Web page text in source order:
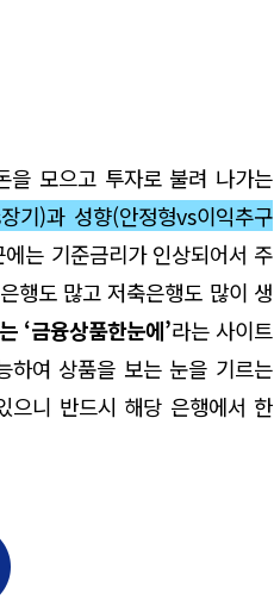
을 모으고 투자로 불려 나가는
장기)과 성향(안정형vs이익추구
에는 기준금리가 인상되어서 주
행도 많고 저축은행도 많이 생
‘금융상품한눈에’라는 사이트
하여 상품을 보는 눈을 기르는
으니 반드시 해당 은행에서 한